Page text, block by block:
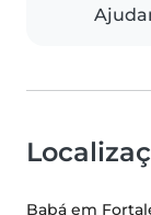
Babá em